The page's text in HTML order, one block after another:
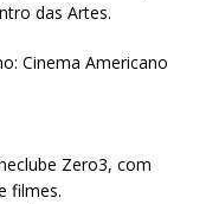
das Artes.
Cinema Americano
Zero3, com
filmes.